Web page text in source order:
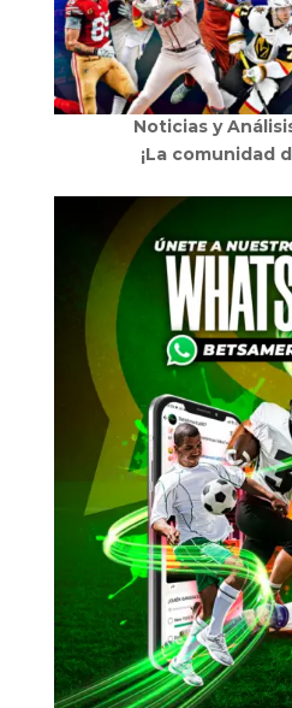
Noticias y
¡La comunidad